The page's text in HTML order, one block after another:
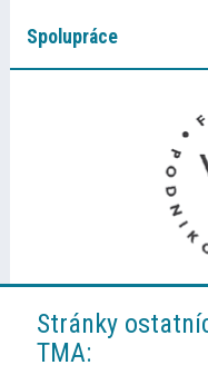
Spolupráce
Stránky
TMA: